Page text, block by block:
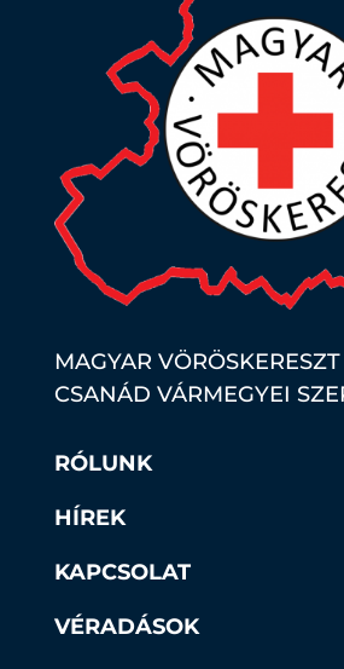
MAGYAR
CSANÁD VÁRMEGYEI
RÓLUNK
HÍREK
KAPCSOLAT
VÉRADÁSOK